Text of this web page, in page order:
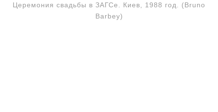
Церемония свадьбы в ЗАГСе. Киев, 1988 год. (Bruno
Barbey)